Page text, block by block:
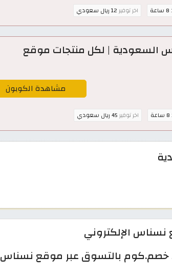
8 ساعة اخر توفير12 ريال سعودي
السعودية | لكل منتجات موقع
مشاهدة الكوبون
8 ساعة اخر توفير45 ريال سعودي
الإلكتروني
خصم.كوم بالتسوق عبر موقع نسناس